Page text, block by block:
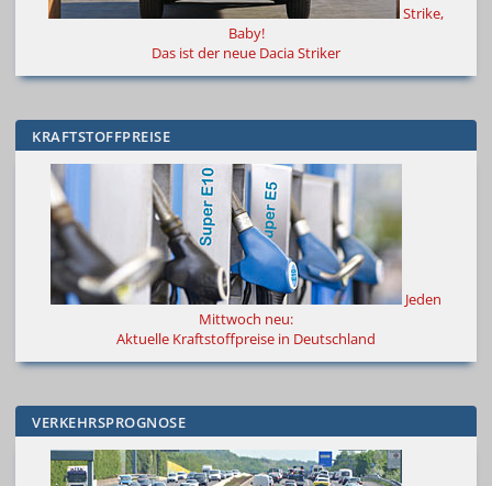
Strike,
Baby!
Das ist der neue Dacia Striker
KRAFTSTOFFPREISE
Jeden
Mittwoch neu:
Aktuelle Kraftstoffpreise in Deutschland
VERKEHRSPROGNOSE